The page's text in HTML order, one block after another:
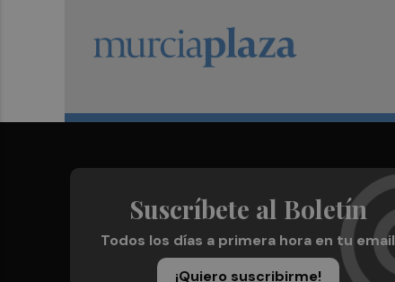
Suscríbete al Boletín
Todos los días a primera hora en tu email
¡Quiero suscribirme!